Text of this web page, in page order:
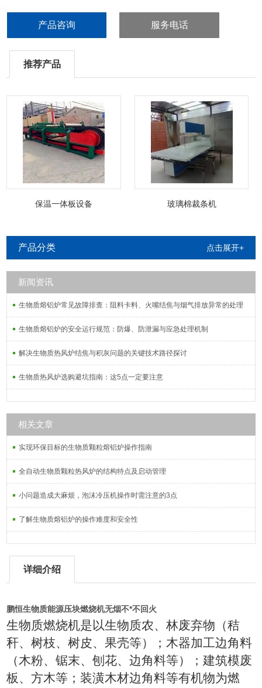
产品咨询 服务电话
推荐产品
保温一体板设备 玻璃棉裁条机
产品分类 点击展开+
新闻资讯
生物质熔铝炉常见故障排查：阻料卡料、火嘴结焦与烟气排放异常的处理
生物质熔铝炉的安全运行规范：防爆、防泄漏与应急处理机制
解决生物质热风炉结焦与积灰问题的关键技术路径探讨
生物质热风炉选购避坑指南：这5点一定要注意
相关文章
实现环保目标的生物质颗粒熔铝炉操作指南
全自动生物质颗粒热风炉的结构特点及启动管理
小问题造成大麻烦，泡沫冷压机操作时需注意的3点
了解生物质熔铝炉的操作难度和安全性
详细介绍
鹏恒生物质能源压块燃烧机无烟不*不回火
生物质燃烧机是以生物质农、林废弃物（秸
秆、树枝、树皮、果壳等）；木器加工边角料
（木粉、锯末、刨花、边角料等）；建筑模废
板、方木等；装潢木材边角料等有机物为燃